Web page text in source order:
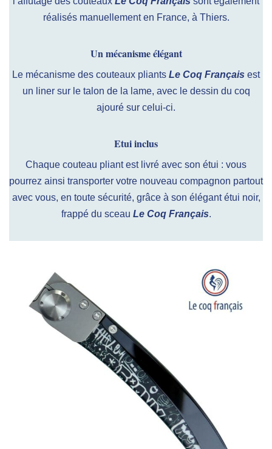
réalisés manuellement en France, à Thiers.
Un mécanisme élégant
Le mécanisme des couteaux pliants Le Coq Français est
un liner sur le talon de la lame, avec le dessin du coq
ajouré sur celui-ci.
Etui inclus
Chaque couteau pliant est livré avec son étui : vous
pourrez ainsi transporter votre nouveau compagnon partout
avec vous, en toute sécurité, grâce à son élégant étui noir,
frappé du sceau Le Coq Français.